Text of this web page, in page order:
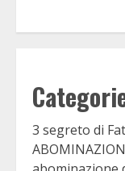
3 segreto di